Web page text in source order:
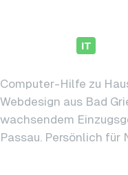
IT
Computer-Hilfe zu
Webdesign aus Bad
wachsendem
Passau. Persönlich für